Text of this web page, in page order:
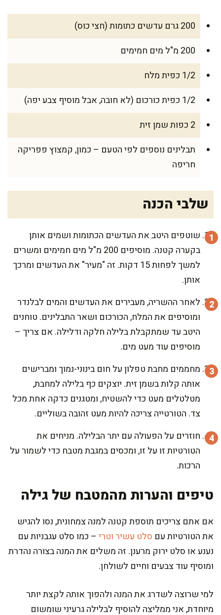
200 גרם עדשים כתומות (חצי כוס)
200 מ"ל מים חמימים
1/2 כפית מלח
1/2 כפית כורכום (לא חובה, אבל מוסיף צבע יפה)
2 כפות שמן זית
תבלינים נוספים לפי הטעם – כמון, קמצוץ פפריקה
חריפה
שלבי הכנה
שוטפים היטב את העדשים הכתומות ושמים אותן
בקערה קטנה. מוסיפים 200 מ"ל מים חמימים ומשרים
למשך לפחות 15 דקות. זה "מעיר" את העדשים ומרכך
אותן.
לאחר ההשריה, מעבירים את העדשים והמים לבלנדר
ומוסיפים את המלח, הכורכום ושאר התבלינים. טוחנים
היטב עד שמתקבלת בלילה חלקה ודלילה. אם צריך –
מוסיפים עוד מעט מים.
מחממים מחבת טפלון על חום בינוני-נמוך ומברישים
אותה קלות בשמן זית. יוצקים כף בלילה למחבת,
מטלטלים מעט כדי להשטיח, ומטגנים כדקה אחת מכל
צד. הטורטייה צריכה להיות מעט זהובה בשוליים.
חוזרים על הפעולה עם יתר הבלילה. מניחים את
הטורטיות זו על זו, ומכסים במגבת מטבח כדי לשמור על
הרכות.
טיפים והערות מהמטבח של גילה
אם אתם צריכים תוספת קטנה למנה צמחונית, נסו להגיש
את הטורטיות עם סלט עשיר וטרי – כמו סלט עגבניות עם
נענע או סלט ירוק מרענן. זה משלים את המנה בצורה נהדרת
ומוסיף עוד צבעים וחיים לשולחן.
למי שרוצה לשדרג את המנה ולהפוך אותה לקצת יותר
מיוחדת, אני ממליצה להוסיף לבלילה גרעיני שומשום